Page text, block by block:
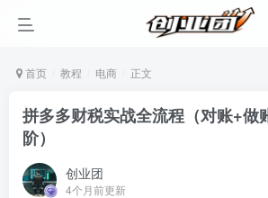
首页 教程 电商 正文
拼多多财税实战全流程（对账+做
阶）
创业团
4个月前更新